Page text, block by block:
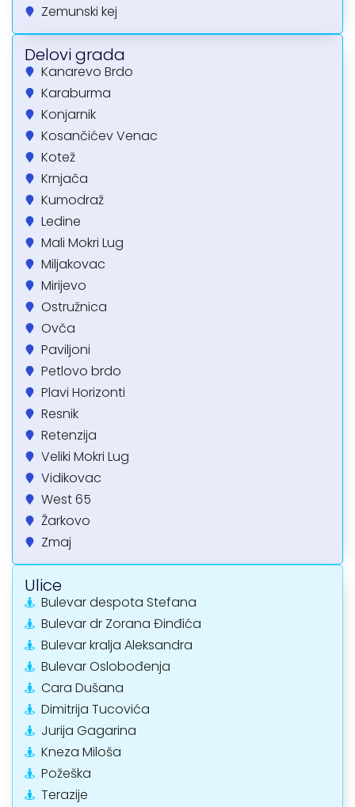
Zemunski kej
Delovi grada
Kanarevo Brdo
Karaburma
Konjarnik
Kosančićev Venac
Kotež
Krnjača
Kumodraž
Ledine
Mali Mokri Lug
Miljakovac
Mirijevo
Ostružnica
Ovča
Paviljoni
Petlovo brdo
Plavi Horizonti
Resnik
Retenzija
Veliki Mokri Lug
Vidikovac
West 65
Žarkovo
Zmaj
Ulice
Bulevar despota Stefana
Bulevar dr Zorana Đinđića
Bulevar kralja Aleksandra
Bulevar Oslobođenja
Cara Dušana
Dimitrija Tucovića
Jurija Gagarina
Kneza Miloša
Požeška
Terazije